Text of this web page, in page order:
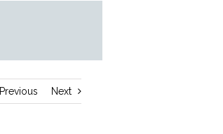
Previous
Next